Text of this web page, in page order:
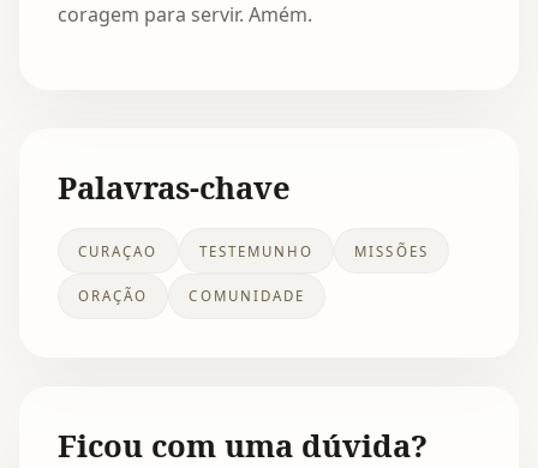
coragem para servir. Amém.
Palavras-chave
CURAÇAO TESTEMUNHO MISSÕES
ORAÇÃO COMUNIDADE
Ficou com uma dúvida?